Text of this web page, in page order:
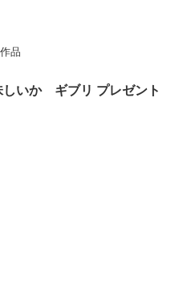
品
しいか ギブリ プレゼント